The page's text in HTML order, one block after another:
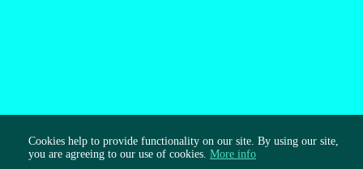
Cookies help to provide functionality on our site. By using our site,
you are agreeing to our use of cookies. More info